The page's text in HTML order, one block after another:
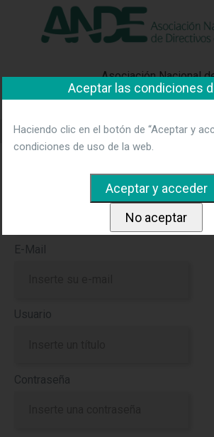
"Ver política"
Asociación Nacional
Directivos de
Nombre y apellidos
E-Mail
Usuario
Contraseña
Aceptar las condiciones
Haciendo clic en el botón de “Aceptar y
condiciones de uso de la web.